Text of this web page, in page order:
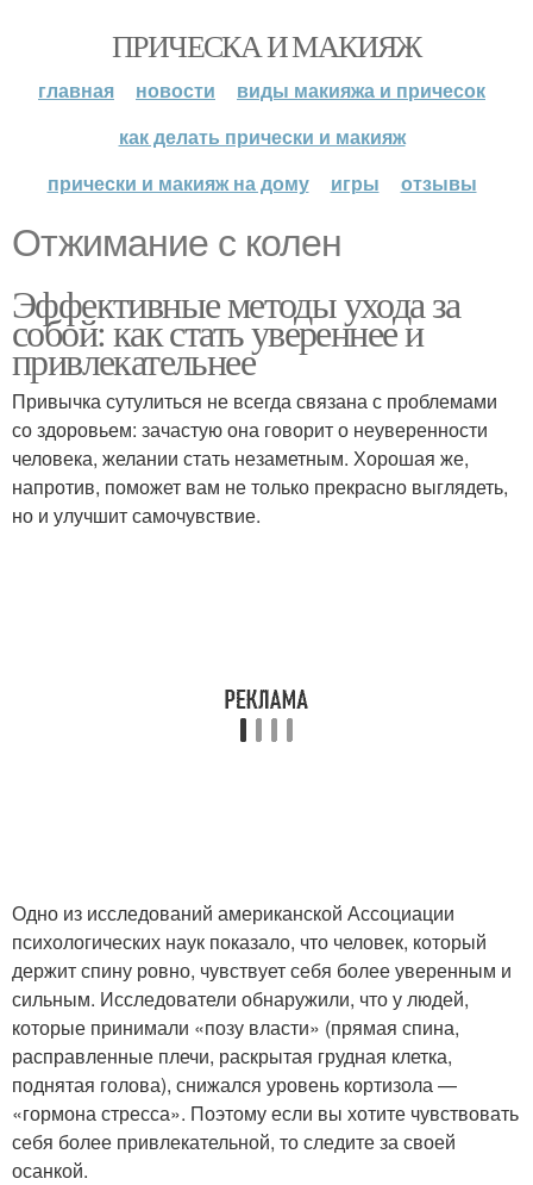
ПРИЧЕСКА И МАКИЯЖ
главная новости
виды макияжа и причесок
как делать прически и макияж
прически и макияж на дому
игры отзывы
Отжимание с колен
Эффективные методы ухода за
собой: как стать увереннее и
привлекательнее
Привычка сутулиться не всегда связана с проблемами
со здоровьем: зачастую она говорит о неуверенности
человека, желании стать незаметным. Хорошая же,
напротив, поможет вам не только прекрасно выглядеть,
но и улучшит самочувствие.
Одно из исследований американской Ассоциации
психологических наук показало, что человек, который
держит спину ровно, чувствует себя более уверенным и
сильным. Исследователи обнаружили, что у людей,
которые принимали «позу власти» (прямая спина,
расправленные плечи, раскрытая грудная клетка,
поднятая голова), снижался уровень кортизола —
«гормона стресса». Поэтому если вы хотите чувствовать
себя более привлекательной, то следите за своей
осанкой.